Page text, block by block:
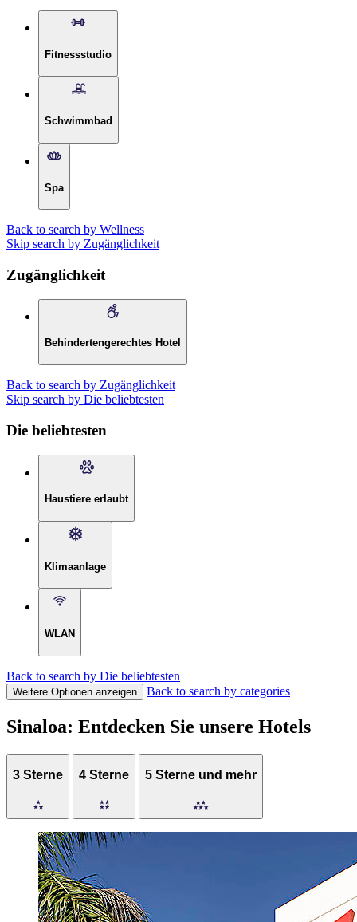
Fitnessstudio
Schwimmbad
Spa
Back to search by Wellness
Skip search by Zugänglichkeit
Zugänglichkeit
Behindertengerechtes Hotel
Back to search by Zugänglichkeit
Skip search by Die beliebtesten
Die beliebtesten
Haustiere erlaubt
Klimaanlage
WLAN
Back to search by Die beliebtesten
Weitere Optionen anzeigen Back to search by categories
Sinaloa: Entdecken Sie unsere Hotels
3 Sterne 4 Sterne 5 Sterne und mehr